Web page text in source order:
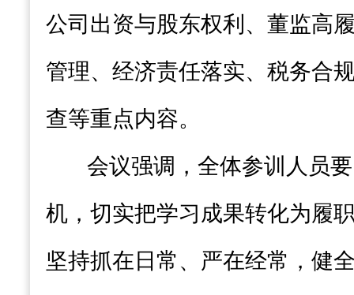
公司出资与股东权利、董监高
管理、经济责任落实、税务合
查等重点内容。
会议强调，全体参训人员
机，切实把学习成果转化为履
坚持抓在日常、严在经常，健